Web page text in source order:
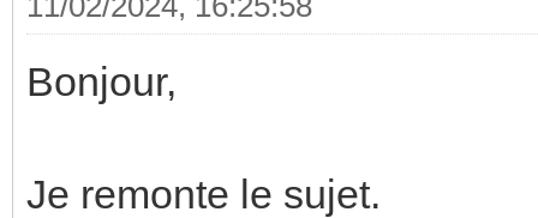
Bonjour,
Je remonte le sujet.